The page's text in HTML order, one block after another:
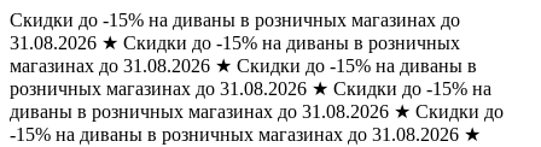
Скидки до -15% на диваны в розничных магазинах до
31.08.2026 ★ Скидки до -15% на диваны в розничных
магазинах до 31.08.2026 ★ Скидки до -15% на диваны в
розничных магазинах до 31.08.2026 ★ Скидки до -15% на
диваны в розничных магазинах до 31.08.2026 ★ Скидки до
-15% на диваны в розничных магазинах до 31.08.2026 ★